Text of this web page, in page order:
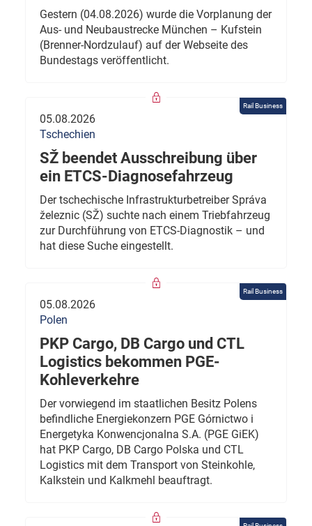
Gestern (04.08.2026) wurde die Vorplanung der
Aus- und Neubaustrecke München – Kufstein
(Brenner-Nordzulauf) auf der Webseite des
Bundestags veröffentlicht.
Rail Business
05.08.2026
Tschechien
SŽ beendet Ausschreibung über
ein ETCS-Diagnosefahrzeug
Der tschechische Infrastrukturbetreiber Správa
železnic (SŽ) suchte nach einem Triebfahrzeug
zur Durchführung von ETCS-Diagnostik – und
hat diese Suche eingestellt.
Rail Business
05.08.2026
Polen
PKP Cargo, DB Cargo und CTL
Logistics bekommen PGE-
Kohleverkehre
Der vorwiegend im staatlichen Besitz Polens
befindliche Energiekonzern PGE Górnictwo i
Energetyka Konwencjonalna S.A. (PGE GiEK)
hat PKP Cargo, DB Cargo Polska und CTL
Logistics mit dem Transport von Steinkohle,
Kalkstein und Kalkmehl beauftragt.